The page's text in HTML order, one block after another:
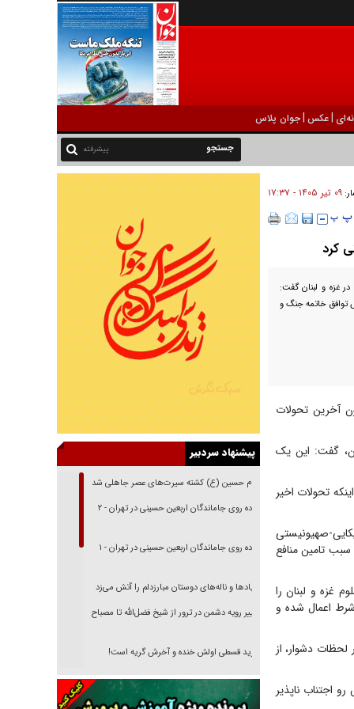
|عکس |جوان پلاس
پیشرفته
۰۹ تير ۱۴۰۵ - ۱۷:۳۷
کرد
غزه و لبنان گفت:
توافق خاتمه جنگ و
آخرین تحولات
گفت: این یک
تحولات اخیر
صهیونیستی
تامین منافع
غزه و لبنان را
اعمال شده و
دشوار، از
اجتناب ناپذیر
پیشنهاد سردبیر
امام حسین (ع) کشته سیرت‌های عصر جاهلی شد
پیاده روی جاماندگان اربعین حسینی در تهران - ۲
پیاده روی جاماندگان اربعین حسینی در تهران - ۱
فریاد‌ها و ناله‌های دوستان مبارزدلم را آتش می‌زد
تغییر رویه دشمن در ترور از شیخ فضل‌الله تا مصباح
خرید قسطی اولش خنده و آخرش گریه است!
فوتبال و آن «بالا»!
راهبرد غافلگیری با نسل جدید پهپاد‌ها